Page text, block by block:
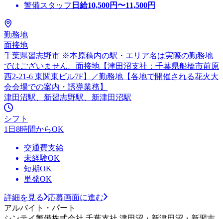
警備スタッフ 日給10,500円〜11,500円
勤務地
面接地
千葉県習志野市 ※本原稿内の駅・エリア名は実際の勤務地
ではございません。面接地【津田沼支社：千葉県船橋市前原
西2-21-6 東関東ビル7F】／勤務地【各地で開催される花火大
会会場での案内・誘導業務】
津田沼駅、新習志野駅、新津田沼駅
シフト
1日8時間からOK
交通費支給
未経験OK
短期OK
単発OK
詳細を見る
応募画面に進む
アルバイト・パート